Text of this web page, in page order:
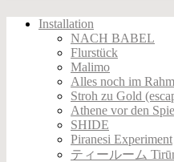
Installation
NACH BABEL
Flurstück
Malimo
Alles noch im
Stroh zu Gold
Athene vor den
SHIDE
Piranesi Experiment
ティールーム